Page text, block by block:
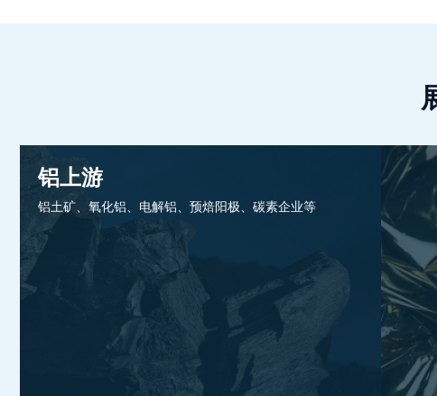
铝上游
铝土矿、氧化铝、电解铝、预焙阳极、碳素企业等